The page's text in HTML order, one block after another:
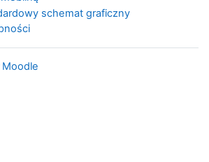
schemat graficzny
Moodle